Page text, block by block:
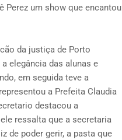
Perez um show que encantou
da justiça de Porto
elegância das alunas e
em seguida teve a
a Prefeita Claudia
destacou a
ressalta que a secretaria
de poder gerir, a pasta que